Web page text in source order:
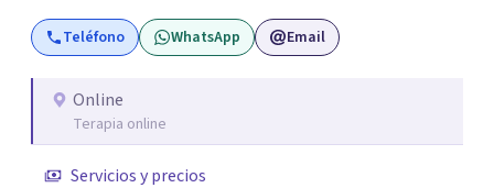
necesidades particulares de quien consulta y no a la
inversa.Teléfono WhatsApp Email
Online
Terapia online
Servicios y precios